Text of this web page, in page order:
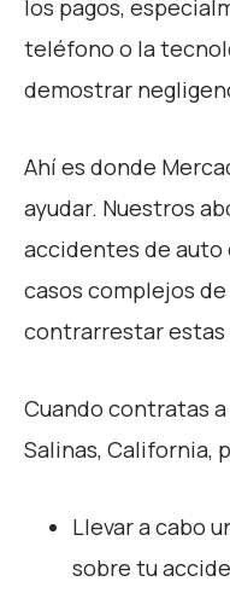
los pagos,
teléfono o la
demostrar
Ahí es donde
ayudar. Nuestros
accidentes de auto
casos complejos
contrarrestar
Cuando contratas
Salinas, California,
Llevar a cabo
sobre tu